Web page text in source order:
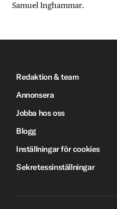
Samuel Inghammar.
Redaktion & team
Annonsera
Jobba hos oss
Blogg
Inställningar för cookies
Sekretessinställningar